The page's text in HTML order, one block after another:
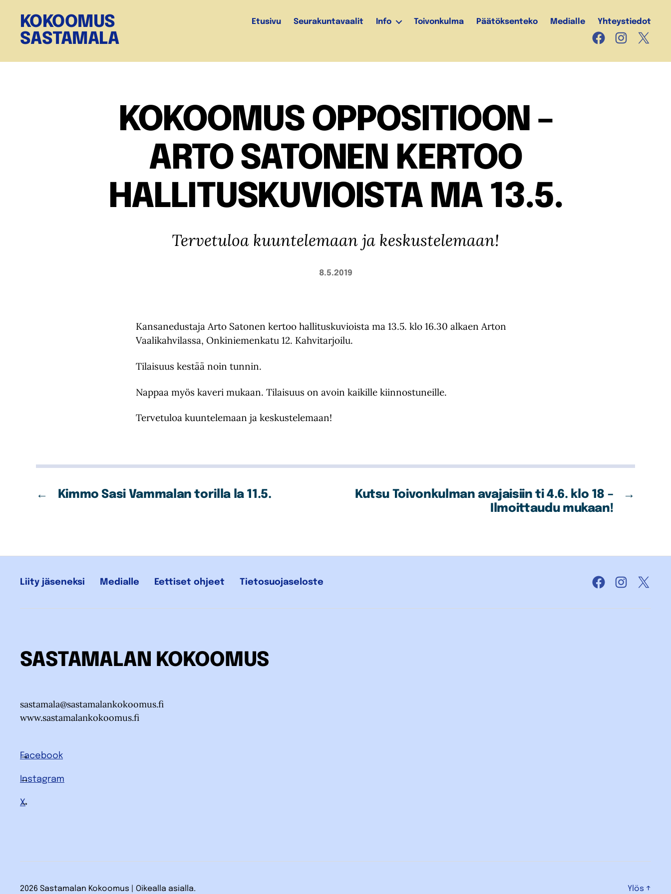
KOKOOMUS
SASTAMALA
Etusivu Seurakuntavaalit Info Toivonkulma Päätöksenteko Medialle Yhteystiedot
FacebookInstagram
X
KOKOOMUS OPPOSITIOON –
ARTO SATONEN KERTOO
HALLITUSKUVIOISTA MA 13.5.
Tervetuloa kuuntelemaan ja keskustelemaan!
8.5.2019
Kansanedustaja Arto Satonen kertoo hallituskuvioista ma 13.5. klo 16.30 alkaen Arton
Vaalikahvilassa, Onkiniemenkatu 12. Kahvitarjoilu.
Tilaisuus kestää noin tunnin.
Nappaa myös kaveri mukaan. Tilaisuus on avoin kaikille kiinnostuneille.
Tervetuloa kuuntelemaan ja keskustelemaan!
← Kimmo Sasi Vammalan torilla la 11.5. →
Kutsu Toivonkulman avajaisiin ti 4.6. klo 18 –
Ilmoittaudu mukaan!
Liity jäseneksi Medialle Eettiset ohjeet Tietosuojaseloste
FacebookInstagram
X
SASTAMALAN KOKOOMUS
sastamala@sastamalankokoomus.fi
www.sastamalankokoomus.fi
Facebook
Instagram
X
2026 Sastamalan Kokoomus | Oikealla asialla. Ylös ↑